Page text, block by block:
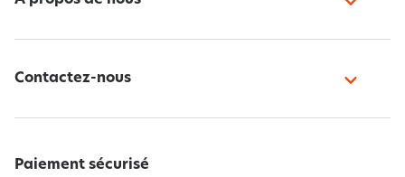
Contactez-nous
Paiement sécurisé